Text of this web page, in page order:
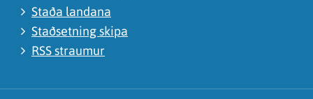
Staða landana
Staðsetning skipa
RSS straumur